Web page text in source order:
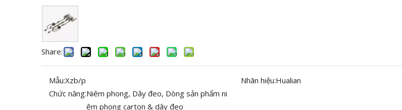
Share:
Mẫu:Xzb/p Nhãn hiệu:Hualian
Chức năng:Niêm phong, Dây đeo, Dòng sản phẩm ni
êm phong carton & dây đeo